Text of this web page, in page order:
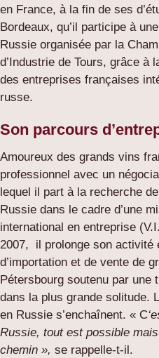
en France, à la fin de ses
Bordeaux, qu’il participe à
Russie organisée par la
d’Industrie de Tours, grâce à
des entreprises françaises
russe.
Son parcours
Amoureux des grands vins
professionnel avec un
lequel il part à la recherche
Russie dans le cadre d’une
international en entreprise
2007, il prolonge son activité
d’importation et de vente de
Pétersbourg soutenu par
dans la plus grande solitude.
en Russie s’enchaînent. « C
Russie, tout est possible
chemin », se rappelle-t-il.